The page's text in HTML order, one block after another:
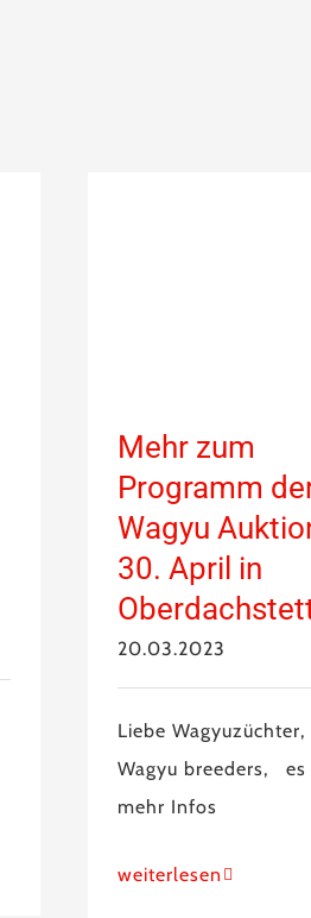
Mehr zum
Programm
Wagyu
30. April in
20.03.2023
Liebe Wagyuzüchter,
Wagyu breeders, es
mehr Infos
weiterlesen